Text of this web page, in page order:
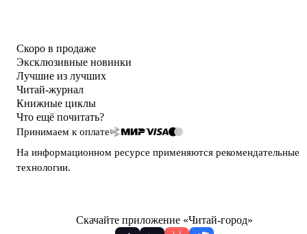
Скоро в продаже
Эксклюзивные новинки
Лучшие из лучших
Читай-журнал
Книжные циклы
Что ещё почитать?
Принимаем к оплате
На информационном ресурсе применяются рекомендательные
технологии.
Скачайте приложение «Читай-город»